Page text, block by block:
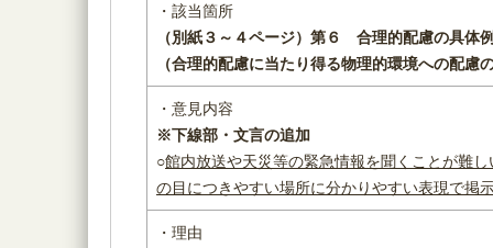
・該当箇所
（別紙３～４ページ） 第６ 合理的配慮の具体
（合理的配慮に当たり得る物理的環境への配慮
・意見内容
※下線部・文言の追加
○館内放送や天災等の緊急情報を聞くことが難
の目につきやすい場所に分かりやすい表現で掲
・理由